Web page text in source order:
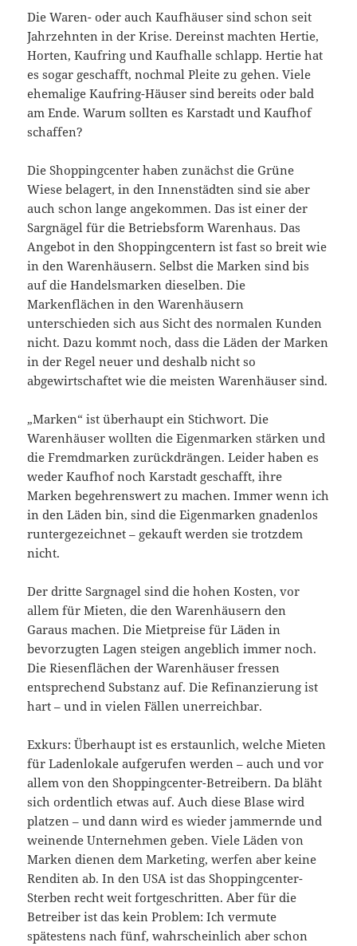
Die Waren- oder auch Kaufhäuser sind schon seit
Jahrzehnten in der Krise. Dereinst machten Hertie,
Horten, Kaufring und Kaufhalle schlapp. Hertie hat
es sogar geschafft, nochmal Pleite zu gehen. Viele
ehemalige Kaufring-Häuser sind bereits oder bald
am Ende. Warum sollten es Karstadt und Kaufhof
schaffen?
Die Shoppingcenter haben zunächst die Grüne
Wiese belagert, in den Innenstädten sind sie aber
auch schon lange angekommen. Das ist einer der
Sargnägel für die Betriebsform Warenhaus. Das
Angebot in den Shoppingcentern ist fast so breit wie
in den Warenhäusern. Selbst die Marken sind bis
auf die Handelsmarken dieselben. Die
Markenflächen in den Warenhäusern
unterschieden sich aus Sicht des normalen Kunden
nicht. Dazu kommt noch, dass die Läden der Marken
in der Regel neuer und deshalb nicht so
abgewirtschaftet wie die meisten Warenhäuser sind.
„Marken“ ist überhaupt ein Stichwort. Die
Warenhäuser wollten die Eigenmarken stärken und
die Fremdmarken zurückdrängen. Leider haben es
weder Kaufhof noch Karstadt geschafft, ihre
Marken begehrenswert zu machen. Immer wenn ich
in den Läden bin, sind die Eigenmarken gnadenlos
runtergezeichnet – gekauft werden sie trotzdem
nicht.
Der dritte Sargnagel sind die hohen Kosten, vor
allem für Mieten, die den Warenhäusern den
Garaus machen. Die Mietpreise für Läden in
bevorzugten Lagen steigen angeblich immer noch.
Die Riesenflächen der Warenhäuser fressen
entsprechend Substanz auf. Die Refinanzierung ist
hart – und in vielen Fällen unerreichbar.
Exkurs: Überhaupt ist es erstaunlich, welche Mieten
für Ladenlokale aufgerufen werden – auch und vor
allem von den Shoppingcenter-Betreibern. Da bläht
sich ordentlich etwas auf. Auch diese Blase wird
platzen – und dann wird es wieder jammernde und
weinende Unternehmen geben. Viele Läden von
Marken dienen dem Marketing, werfen aber keine
Renditen ab. In den USA ist das Shoppingcenter-
Sterben recht weit fortgeschritten. Aber für die
Betreiber ist das kein Problem: Ich vermute
spätestens nach fünf, wahrscheinlich aber schon